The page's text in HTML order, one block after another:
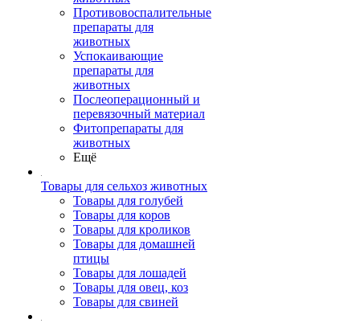
Противовоспалительные
препараты для
животных
Успокаивающие
препараты для
животных
Послеоперационный и
перевязочный материал
Фитопрепараты для
животных
Ещё
Товары для сельхоз животных
Товары для голубей
Товары для коров
Товары для кроликов
Товары для домашней
птицы
Товары для лошадей
Товары для овец, коз
Товары для свиней